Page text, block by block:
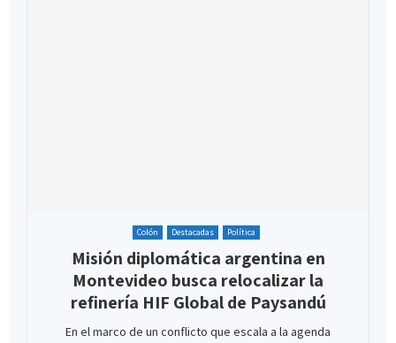
Colón Destacadas Política
Misión diplomática argentina en
Montevideo busca relocalizar la
refinería HIF Global de Paysandú
En el marco de un conflicto que escala a la agenda